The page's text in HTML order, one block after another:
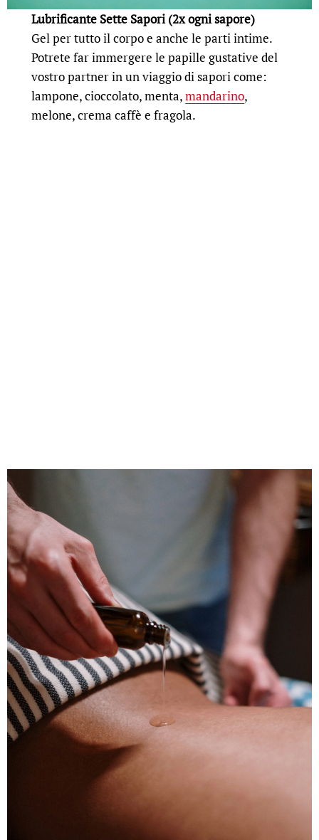
Lubrificante Sette Sapori (2x ogni sapore)
Gel per tutto il corpo e anche le parti intime.
Potrete far immergere le papille gustative del
vostro partner in un viaggio di sapori come:
lampone, cioccolato, menta,mandarino,
melone, crema caffè e fragola.